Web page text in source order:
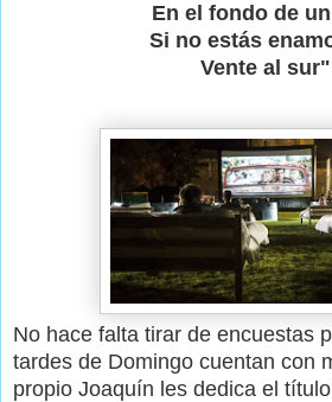
En el fondo de un
Si no estás
Vente al sur"
No hace falta tirar de encuestas
tardes de Domingo cuentan con
propio Joaquín les dedica el